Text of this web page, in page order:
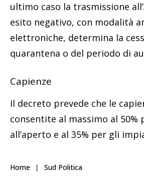
ultimo caso la trasmissione
esito negativo, con modalità
elettroniche, determina la
quarantena o del periodo di
Capienze
Il decreto prevede che le
consentite al massimo al
all’aperto e al 35% per gli
Home Sud Politica